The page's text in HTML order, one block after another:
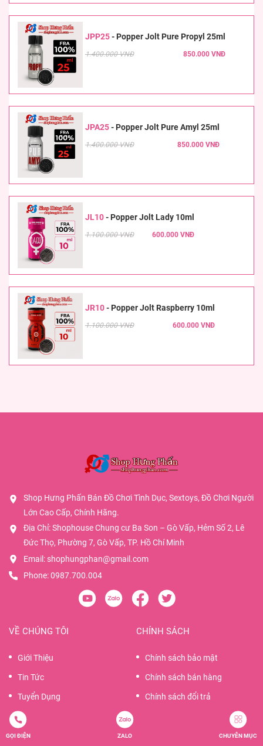
JPP25- Popper Jolt Pure Propyl 25ml
1.400.000 VNĐ 850.000 VNĐ
JPA25- Popper Jolt Pure Amyl 25ml
1.400.000 VNĐ 850.000 VNĐ
JL10- Popper Jolt Lady 10ml
1.100.000 VNĐ 600.000 VNĐ
JR10- Popper Jolt Raspberry 10ml
1.100.000 VNĐ 600.000 VNĐ
Shop Hưng Phấn Bán Đồ Chơi Tình Dục, Sextoys, Đồ Chơi Người
Lớn Cao Cấp, Chính Hãng.
Địa Chỉ: Shophouse Chung cư Ba Son – Gò Vấp, Hẻm Số 2, Lê
Đức Thọ, Phường 7, Gò Vấp, TP. Hồ Chí Minh
Email: shophungphan@gmail.com
Phone:0987.700.004
VỀ CHÚNG TÔI
Giới Thiệu
Tin Tức
Tuyển Dụng
Liên Hệ
CHÍNH SÁCH
Chính sách bảo mật
Chính sách bán hàng
Chính sách đổi trả
GỌI ĐIỆN ZALO CHUYÊN MỤC